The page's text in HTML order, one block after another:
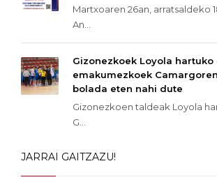
Martxoaren 26an, arratsaldeko
An...
Gizonezkoek Loyola hartuko
emakumezkoek
bolada eten nahi dute
Gizonezkoen taldeak Loyola
G...
JARRAI GAITZAZU!